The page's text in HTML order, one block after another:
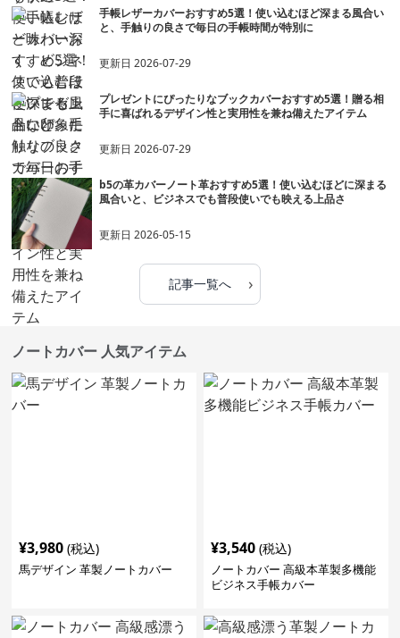
手帳レザーカバーおすすめ5選！使い込むほど深まる風合い
と、手触りの良さで毎日の手帳時間が特別に
更新日2026-07-29
プレゼントにぴったりなブックカバーおすすめ5選！贈る相
手に喜ばれるデザイン性と実用性を兼ね備えたアイテム
更新日2026-07-29
b5の革カバーノート革おすすめ5選！使い込むほどに深まる
風合いと、ビジネスでも普段使いでも映える上品さ
更新日2026-05-15
記事一覧へ ›
ノートカバー 人気アイテム
¥3,980 (税込)
馬デザイン 革製ノートカバー
¥3,540 (税込)
ノートカバー 高級本革製多機能
ビジネス手帳カバー